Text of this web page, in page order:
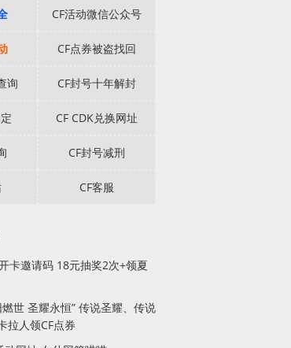
CF活动微信公众号
CF点券被盗找回
询 CF封号十年解封
CF CDK兑换网址
CF封号减刑
CF客服
卡邀请码 18元抽奖2次+领夏
燃世 圣耀永恒” 传说圣耀、传说
拉人领CF点券